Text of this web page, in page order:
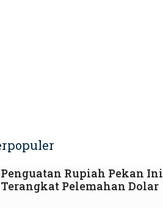
Penguatan Rupiah Pekan Ini
Terangkat Pelemahan Dolar